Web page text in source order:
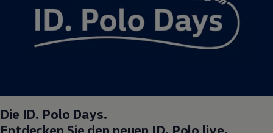
Die ID. Polo Days.
Entdecken Sie den neuen ID. Polo live.